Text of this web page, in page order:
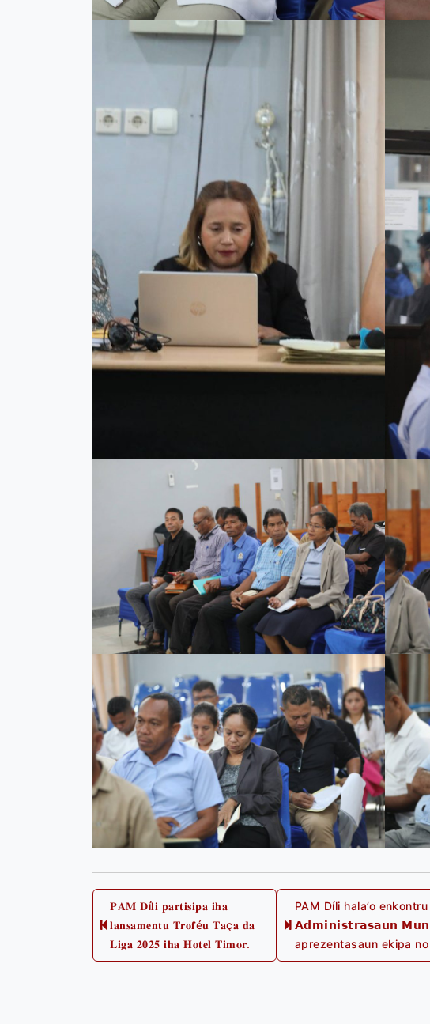
Post
navigation
Previous
post:
𝐏𝐀𝐌 𝐃í𝐥𝐢 𝐩𝐚𝐫𝐭𝐢𝐬𝐢𝐩𝐚 𝐢𝐡𝐚
𝐥𝐚𝐧𝐬𝐚𝐦𝐞𝐧𝐭𝐮 𝐓𝐫𝐨𝐟é𝐮 𝐓𝐚ç𝐚 𝐝𝐚
𝐋𝐢𝐠𝐚 𝟐𝟎𝟐𝟓 𝐢𝐡𝐚 𝐇𝐨𝐭𝐞𝐥 𝐓𝐢𝐦𝐨𝐫.
PAM Díli hala’o
𝗔𝗱𝗺𝗶𝗻𝗶𝘀𝘁𝗿𝗮𝘀𝗮𝘂𝗻
aprezentasaun ekipa